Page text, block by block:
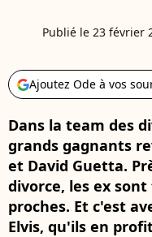
Publié le 23 février
Ajoutez Ode à vos
Dans la team des
grands gagnants
et David Guetta.
divorce, les ex
proches. Et c'est
Elvis, qu'ils en